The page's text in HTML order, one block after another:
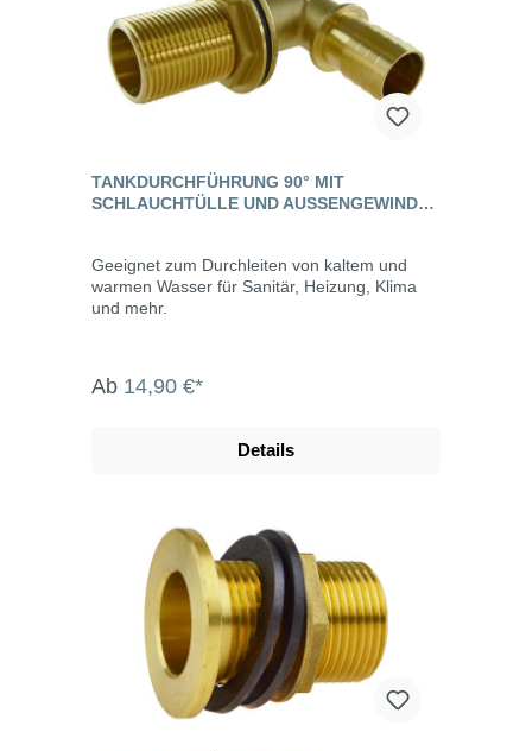
TANKDURCHFÜHRUNG 90° MIT
SCHLAUCHTÜLLE UND AUSSENGEWINDE, M
Geeignet zum Durchleiten von kaltem und
warmen Wasser für Sanitär, Heizung, Klima
und mehr.
Ab 14,90 €*
Details